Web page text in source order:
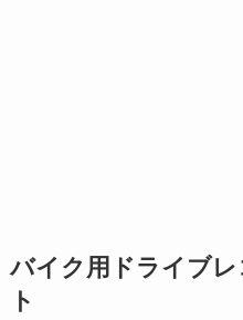
バイク用ドライブ
ト